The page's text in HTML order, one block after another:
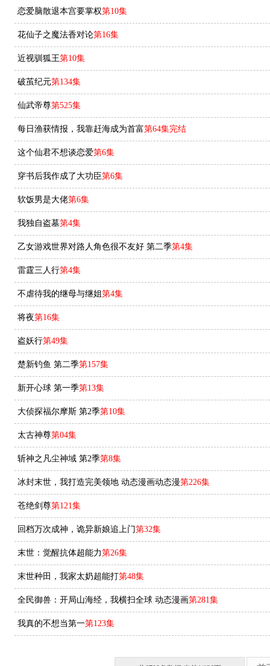
恋爱脑散退本宫要掌权第10集
花仙子之魔法香对论第16集
近视驯狐王第10集
破茧纪元第134集
仙武帝尊第525集
每日渔获情报，我靠赶海成为首富第64集完结
这个仙君不想谈恋爱第6集
穿书后我作成了大功臣第6集
软饭男是大佬第6集
我独自盗墓第4集
乙女游戏世界对路人角色很不友好 第二季第4集
雷霆三人行第4集
不虐待我的继母与继姐 第4集
将夜第16集
盗妖行第49集
楚新钓鱼 第二季第157集
新开心球 第一季第13集
大侦探福尔摩斯 第2季第10集
太古神尊第04集
斩神之凡尘神域 第2季第8集
冰封末世，我打造完美领地 动态漫画动态漫第226集
苍绝剑尊第121集
回档万次成神，诡异新娘追上门第32集
末世：觉醒抗体超能力​第26集
末世种田，我家太奶超能打第48集
全民御兽：开局山海经，我横扫全球 动态漫画第281集
我真的不想当第一第123集